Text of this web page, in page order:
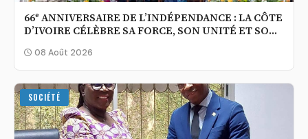
66ᵉ ANNIVERSAIRE DE L’INDÉPENDANCE : LA CÔTE
D’IVOIRE CÉLÈBRE SA FORCE, SON UNITÉ ET SON
08 Août 2026
SOCIÉTÉ